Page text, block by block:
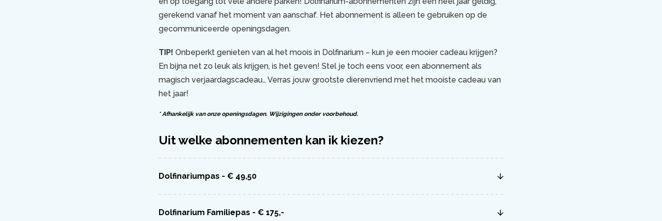
gerekend vanaf het moment van aanschaf. Het abonnement is alleen te gebruiken op de
gecommuniceerde openingsdagen.
TIP! Onbeperkt genieten van al het moois in Dolfinarium – kun je een mooier cadeau krijgen?
En bijna net zo leuk als krijgen, is het geven! Stel je toch eens voor, een abonnement als
magisch verjaardagscadeau… Verras jouw grootste dierenvriend met het mooiste cadeau van
het jaar!
* Afhankelijk van onze openingsdagen. Wijzigingen onder voorbehoud.
Uit welke abonnementen kan ik kiezen?
Dolfinariumpas - € 49,50
Dolfinarium Familiepas - € 175,-